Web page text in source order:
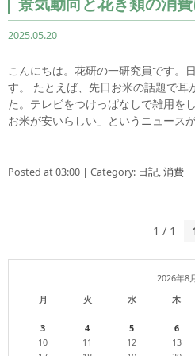
2025.05.20
こんにちは。花研の一研究員です。
す。 たとえば、先日お米の話題で耳
た。テレビをつけっぱなしで雑用を
お米が安いらしい」というニュース
Posted at 03:00 | Category: 日記,消費
1 / 1
2026年8
月
火 水 木
3
4 5 6
10
11 12 13